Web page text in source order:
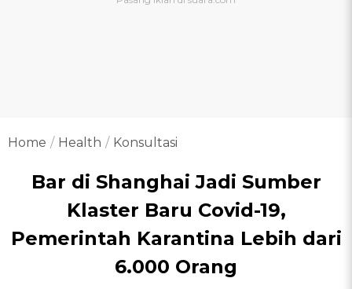
Home Health Konsultasi
Bar di Shanghai Jadi Sumber
Klaster Baru Covid-19,
Pemerintah Karantina Lebih dari
6.000 Orang